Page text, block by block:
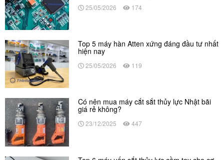
25/05/2026 174
Top 5 máy hàn Atten xứng đáng đầu tư nhất
hiện nay
25/05/2026 119
Có nên mua máy cắt sắt thủy lực Nhật bãi
giá rẻ không?
23/12/2025 447